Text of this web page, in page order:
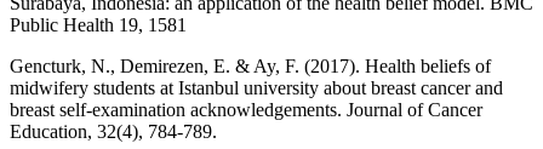
Public Health 19, 1581
Gencturk, N., Demirezen, E. & Ay, F. (2017). Health beliefs of
midwifery students at Istanbul university about breast cancer and
breast self-examination acknowledgements. Journal of Cancer
Education, 32(4), 784-789.